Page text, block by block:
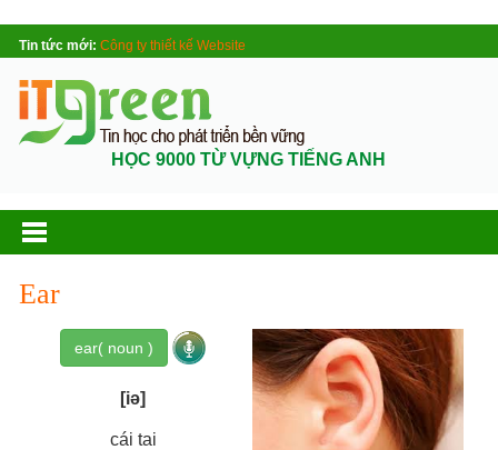
Tin tức mới: Công ty thiết kế Website
HỌC 9000 TỪ VỰNG TIẾNG ANH
Ear
ear( noun )
[iə]
cái tai